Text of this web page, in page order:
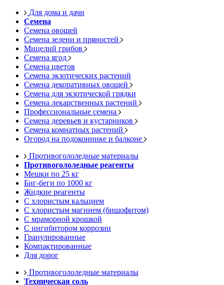
Для дома и дачи
Семена
Семена овощей
Семена зелени и пряностей
Мицелий грибов
Семена ягод
Семена цветов
Семена экзотических растений
Семена декоративных овощей
Семена для экзотической грядки
Семена лекарственных растений
Профессиональные семена
Семена деревьев и кустарников
Семена комнатных растений
Огород на подоконнике и балконе
Противогололедные материалы
Противогололедные реагенты
Мешки по 25 кг
Биг-беги по 1000 кг
Жидкие реагенты
С хлористым кальцием
С хлористым магнием (бишофитом)
С мраморной крошкой
С ингибитором коррозии
Гранулированные
Компактированные
Для дорог
Противогололедные материалы
Техническая соль